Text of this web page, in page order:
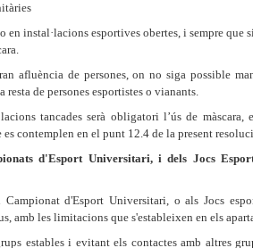
instal·lacions esportives obertes, i sempre que
afluència de persones, on no siga possible
resta de persones esportistes o vianants.
tancades serà obligatori l’ús de màscara,
contemplen en el punt 12.4 de la present
d'Esport Universitari, i dels Jocs
Campionat d'Esport Universitari, o als Jocs
amb les limitacions que s'estableixen en els
estables i evitant els contactes amb altres